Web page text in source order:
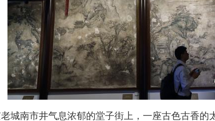
老城南市井气息浓郁的堂子街上，一座古色古香